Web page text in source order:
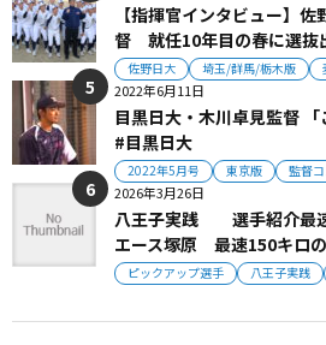
【指揮官インタビュー】
督 就任10年目の春に選抜
佐野日大 埼玉/群馬/栃木版
2022年6月11日
目黒日大・木川卓見監督
#目黒日大
2022年5月号 東京版 監督
2026年3月26日
八王子実践 選手紹介最速
エース塚原 最速150キロ
ピックアップ選手 八王子実践